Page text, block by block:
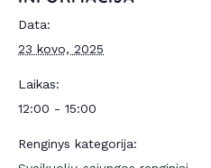
Data:
23 kovo, 2025
Laikas:
12:00 - 15:00
Renginys kategorija: